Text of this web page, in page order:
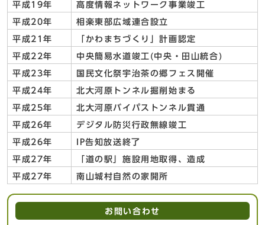
平成19年 高度情報ネットワーク事業竣工
平成20年 相楽東部広域連合設立
平成21年 「かわまちづくり」計画認定
平成22年 中央簡易水道竣工(中央・田山統合)
平成23年 国民文化祭宇治茶の郷フェス開催
平成24年 北大河原トンネル掘削始まる
平成25年 北大河原バイパストンネル貫通
平成26年 デジタル防災行政無線竣工
平成26年 IP告知放送終了
平成27年 「道の駅」施設用地取得、造成
平成27年 南山城村自然の家開所
お問い合わせ